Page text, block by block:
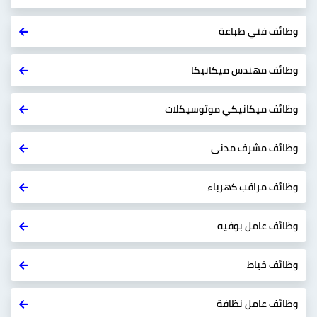
وظائف فني طباعة
وظائف مهندس ميكانيكا
وظائف ميكانيكي موتوسيكلات
وظائف مشرف مدنى
وظائف مراقب كهرباء
وظائف عامل بوفيه
وظائف خياط
وظائف عامل نظافة